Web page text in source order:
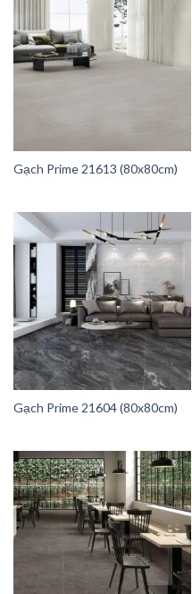
Gạch Prime 21613 (80x80cm)
Gạch Prime 21604 (80x80cm)